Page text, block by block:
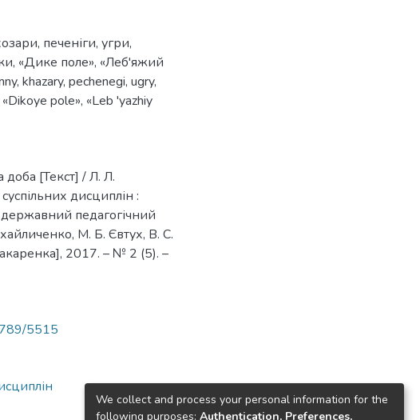
, печеніги, угри,
, «Дике поле», «Леб'яжий
, khazary, pechenegi, ugry,
«Dikoye pole», «Leb 'yazhiy
[Текст] / Л. Л.
дисциплін :
педагогічний
М. Б. Євтух, В. С.
2017. – № 2 (5). –
5515
We collect and process your personal information for the
following purposes: Authentication, Preferences,